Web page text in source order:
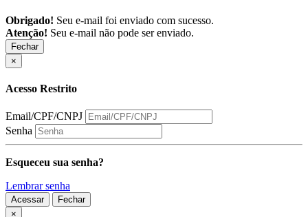
Obrigado! Seu e-mail foi enviado com sucesso.
Atenção! Seu e-mail não pode ser enviado.
Fechar
×
Acesso Restrito
Email/CPF/CNPJ
Senha
Esqueceu sua senha?
Lembrar senha
Acessar
Fechar
×